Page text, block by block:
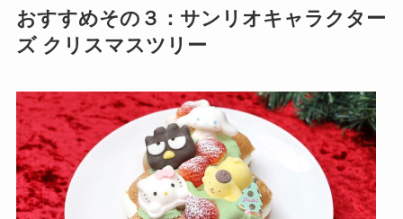
おすすめその３：サンリオキャラクター
ズ クリスマスツリー